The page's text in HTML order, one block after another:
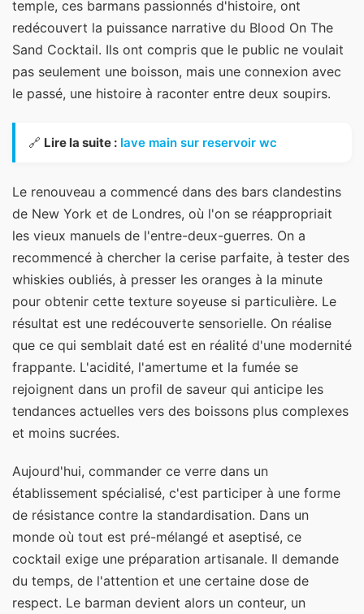
temple, ces barmans passionnés d'histoire, ont
redécouvert la puissance narrative du Blood On The
Sand Cocktail. Ils ont compris que le public ne voulait
pas seulement une boisson, mais une connexion avec
le passé, une histoire à raconter entre deux soupirs.
🔗 Lire la suite : lave main sur reservoir wc
Le renouveau a commencé dans des bars clandestins
de New York et de Londres, où l'on se réappropriait
les vieux manuels de l'entre-deux-guerres. On a
recommencé à chercher la cerise parfaite, à tester des
whiskies oubliés, à presser les oranges à la minute
pour obtenir cette texture soyeuse si particulière. Le
résultat est une redécouverte sensorielle. On réalise
que ce qui semblait daté est en réalité d'une modernité
frappante. L'acidité, l'amertume et la fumée se
rejoignent dans un profil de saveur qui anticipe les
tendances actuelles vers des boissons plus complexes
et moins sucrées.
Aujourd'hui, commander ce verre dans un
établissement spécialisé, c'est participer à une forme
de résistance contre la standardisation. Dans un
monde où tout est pré-mélangé et aseptisé, ce
cocktail exige une préparation artisanale. Il demande
du temps, de l'attention et une certaine dose de
respect. Le barman devient alors un conteur, un